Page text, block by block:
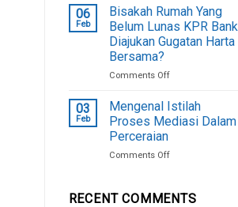
Berikut!
Hukum
Harta
Bersama
Belum
Dibagi
06
Feb
Bisakah Rumah Yang
Belum Lunas KPR Bank
Diajukan Gugatan Harta
Bersama?
Comments Offon
Rumah
Yang
Belum
KPR
Gugatan
03
Feb
Mengenal Istilah
Proses Mediasi Dalam
Perceraian
Comments Offon
Proses
RECENT COMMENTS